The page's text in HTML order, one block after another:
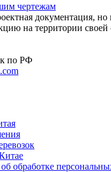
чертежам
документация,
на территории своей
по РФ
обработке